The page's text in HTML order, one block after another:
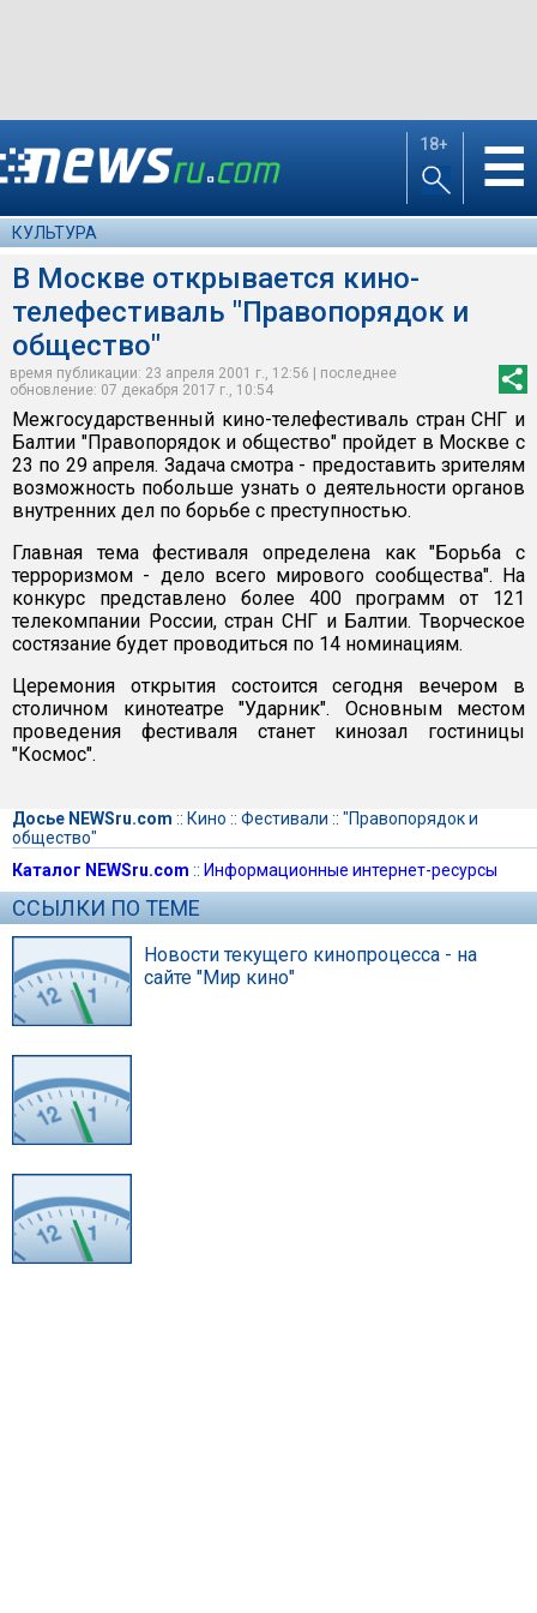
18+ ☰
КУЛЬТУРА
В Москве открывается кино-
телефестиваль "Правопорядок и
общество"
время публикации: 23 апреля 2001 г., 12:56 | последнее
обновление: 07 декабря 2017 г., 10:54
Межгосударственный кино-телефестиваль стран СНГ и
Балтии "Правопорядок и общество" пройдет в Москве с
23 по 29 апреля. Задача смотра - предоставить зрителям
возможность побольше узнать о деятельности органов
внутренних дел по борьбе с преступностью.
Главная тема фестиваля определена как "Борьба с
терроризмом - дело всего мирового сообщества". На
конкурс представлено более 400 программ от 121
телекомпании России, стран СНГ и Балтии. Творческое
состязание будет проводиться по 14 номинациям.
Церемония открытия состоится сегодня вечером в
столичном кинотеатре "Ударник". Основным местом
проведения фестиваля станет кинозал гостиницы
"Космос".
Досье NEWSru.com :: Кино :: Фестивали :: "Правопорядок и
общество"
Каталог NEWSru.com :: Информационные интернет-ресурсы
ССЫЛКИ ПО ТЕМЕ
Новости текущего кинопроцесса - на
сайте "Мир кино"